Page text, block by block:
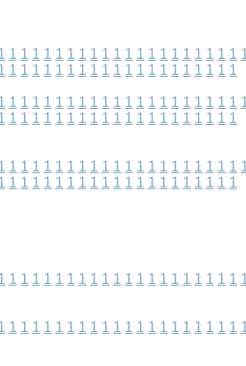
1 1 1 1 1 1 1 1 1 1 1 1 1 1 1 1 1 1 1 1
1 1 1 1 1 1 1 1 1 1 1 1 1 1 1 1 1 1 1 1
1 1 1 1 1 1 1 1 1 1 1 1 1 1 1 1 1 1 1 1
1 1 1 1 1 1 1 1 1 1 1 1 1 1 1 1 1 1 1 1
1 1 1 1 1 1 1 1 1 1 1 1 1 1 1 1 1 1 1 1
1 1 1 1 1 1 1 1 1 1 1 1 1 1 1 1 1 1 1 1
1 1 1 1 1 1 1 1 1 1 1 1 1 1 1 1 1 1 1 1
1 1 1 1 1 1 1 1 1 1 1 1 1 1 1 1 1 1 1 1